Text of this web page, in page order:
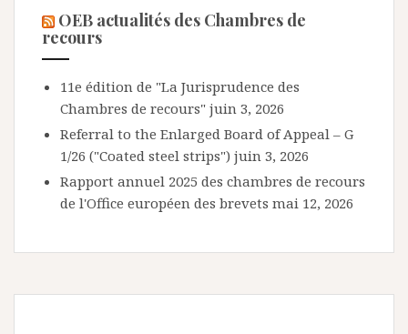
OEB actualités des Chambres de
recours
11e édition de "La Jurisprudence des
Chambres de recours" juin 3, 2026
Referral to the Enlarged Board of Appeal – G
1/26 ("Coated steel strips") juin 3, 2026
Rapport annuel 2025 des chambres de recours
de l'Office européen des brevets mai 12, 2026